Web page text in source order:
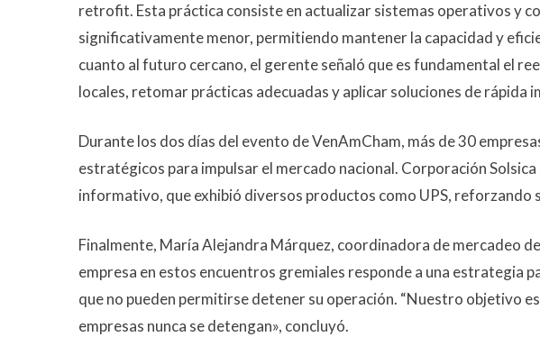
retrofit. Esta práctica consiste en actualizar sistemas operativos y
significativamente menor, permitiendo mantener la capacidad y
cuanto al futuro cercano, el gerente señaló que es fundamental el
locales, retomar prácticas adecuadas y aplicar soluciones de rápida
Durante los dos días del evento de VenAmCham, más de 30
estratégicos para impulsar el mercado nacional. Corporación
informativo, que exhibió diversos productos como UPS, reforzando
Finalmente, María Alejandra Márquez, coordinadora de mercadeo
empresa en estos encuentros gremiales responde a una estrategia
que no pueden permitirse detener su operación. “Nuestro objetivo
empresas nunca se detengan», concluyó.